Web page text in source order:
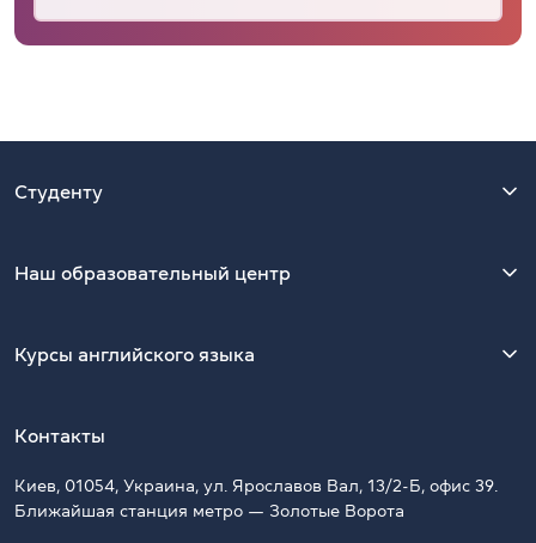
Студенту
Наш образовательный центр
Курсы английского языка
Контакты
Киев, 01054, Украина, ул. Ярославов Вал, 13/2-Б, офис 39.
Ближайшая станция метро — Золотые Ворота